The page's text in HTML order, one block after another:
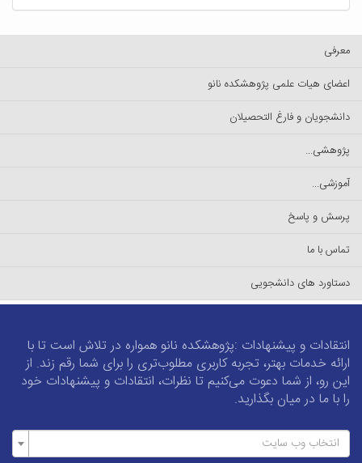
معرفی
اعضای هیات علمی پژوهشکده نانو
دانشجویان و فارغ التحصیلان
پژوهشی...
آموزشی...
پرسش و پاسخ
تماس با ما
دستاورد های دانشجویی
انتقادات و پیشنهادات :پژوهشکده نانو همواره در تلاش است تا با
ارائه خدمات بهتر، تجربه کاربری مطلوب‌تری را برای شما رقم زند. از
این رو، از شما دعوت می‌کنیم تا نظرات، انتقادات و پیشنهادات خود
را با ما در میان بگذارید.
انتخاب وب سایت